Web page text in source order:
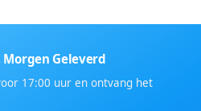
Geleverd
17:00 uur en ontvang het